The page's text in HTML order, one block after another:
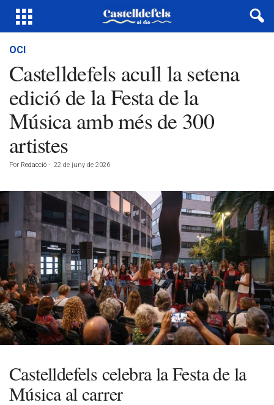
OCI
Castelldefels acull la setena
edició de la Festa de la
Música amb més de 300
artistes
Por Redacció - 22 de juny de 2026
Castelldefels celebra la Festa de la
Música al carrer